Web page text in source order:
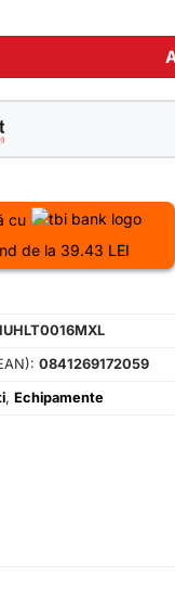
100Percent
cu
de la 39.43 LEI
0841269172059
, Echipamente